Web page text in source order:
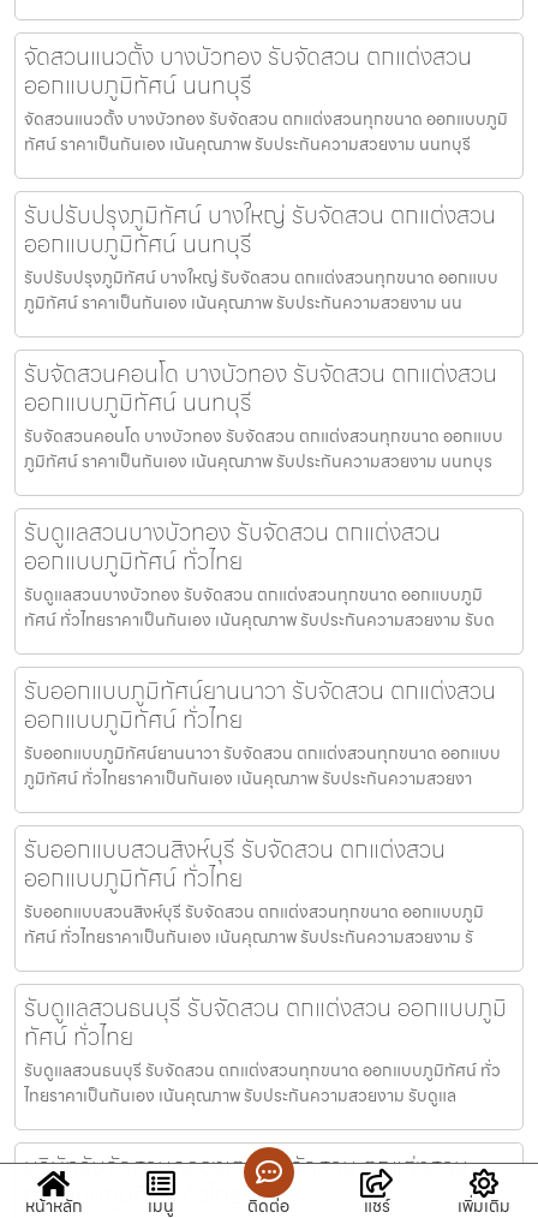
จัดสวนแนวตั้ง บางบัวทอง รับจัดสวน ตกแต่งสวน
ออกแบบภูมิทัศน์ นนทบุรี
จัดสวนแนวตั้ง บางบัวทอง รับจัดสวน ตกแต่งสวนทุกขนาด ออกแบบภูมิ
ทัศน์ ราคาเป็นกันเอง เน้นคุณภาพ รับประกันความสวยงาม นนทบุรี
รับปรับปรุงภูมิทัศน์ บางใหญ่ รับจัดสวน ตกแต่งสวน
ออกแบบภูมิทัศน์ นนทบุรี
รับปรับปรุงภูมิทัศน์ บางใหญ่ รับจัดสวน ตกแต่งสวนทุกขนาด ออกแบบ
ภูมิทัศน์ ราคาเป็นกันเอง เน้นคุณภาพ รับประกันความสวยงาม นน
รับจัดสวนคอนโด บางบัวทอง รับจัดสวน ตกแต่งสวน
ออกแบบภูมิทัศน์ นนทบุรี
รับจัดสวนคอนโด บางบัวทอง รับจัดสวน ตกแต่งสวนทุกขนาด ออกแบบ
ภูมิทัศน์ ราคาเป็นกันเอง เน้นคุณภาพ รับประกันความสวยงาม นนทบุร
รับดูแลสวนบางบัวทอง รับจัดสวน ตกแต่งสวน
ออกแบบภูมิทัศน์ ทั่วไทย
รับดูแลสวนบางบัวทอง รับจัดสวน ตกแต่งสวนทุกขนาด ออกแบบภูมิ
ทัศน์ ทั่วไทยราคาเป็นกันเอง เน้นคุณภาพ รับประกันความสวยงาม รับด
รับออกแบบภูมิทัศน์ยานนาวา รับจัดสวน ตกแต่งสวน
ออกแบบภูมิทัศน์ ทั่วไทย
รับออกแบบภูมิทัศน์ยานนาวา รับจัดสวน ตกแต่งสวนทุกขนาด ออกแบบ
ภูมิทัศน์ ทั่วไทยราคาเป็นกันเอง เน้นคุณภาพ รับประกันความสวยงา
รับออกแบบสวนสิงห์บุรี รับจัดสวน ตกแต่งสวน
ออกแบบภูมิทัศน์ ทั่วไทย
รับออกแบบสวนสิงห์บุรี รับจัดสวน ตกแต่งสวนทุกขนาด ออกแบบภูมิ
ทัศน์ ทั่วไทยราคาเป็นกันเอง เน้นคุณภาพ รับประกันความสวยงาม รั
รับดูแลสวนธนบุรี รับจัดสวน ตกแต่งสวน ออกแบบภูมิ
ทัศน์ ทั่วไทย
รับดูแลสวนธนบุรี รับจัดสวน ตกแต่งสวนทุกขนาด ออกแบบภูมิทัศน์ ทั่ว
ไทยราคาเป็นกันเอง เน้นคุณภาพ รับประกันความสวยงาม รับดูแล
บริษัทรับจัดสวนคลองเตย รับจัดสวน ตกแต่งสวน
ออกแบบภูมิทัศน์ ทั่วไทย
หน้าหลัก เมนู ติดต่อ แชร์ เพิ่มเติม